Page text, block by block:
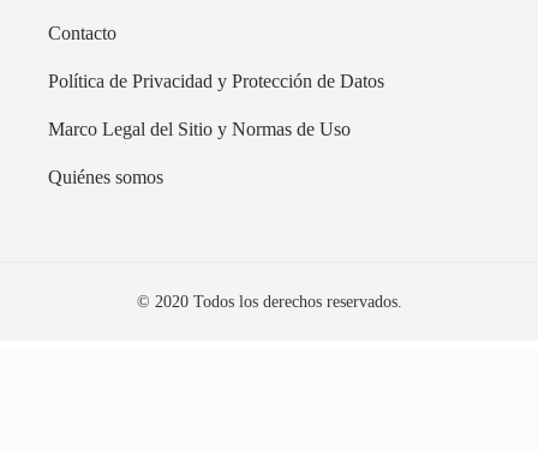
Contacto
Política de Privacidad y Protección de Datos
Marco Legal del Sitio y Normas de Uso
Quiénes somos
© 2020 Todos los derechos reservados.